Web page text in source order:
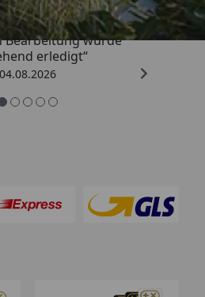
Bearbeitung wurde
erledigt“
04.08.2026